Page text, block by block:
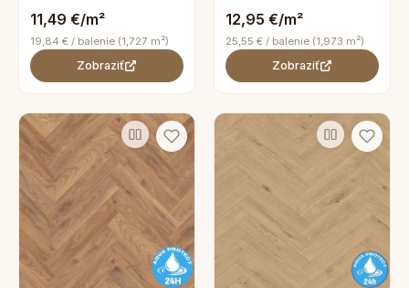
11,49 €/m²
19,84 € / balenie (1,727 m²)
Zobraziť
12,95 €/m²
25,55 € / balenie (1,973 m²)
Zobraziť